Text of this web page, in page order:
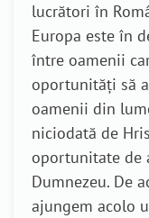
lucrători în
Europa este în
între oamenii
oportunități să
oamenii din
niciodată de
oportunitate de
Dumnezeu. De
ajungem acolo